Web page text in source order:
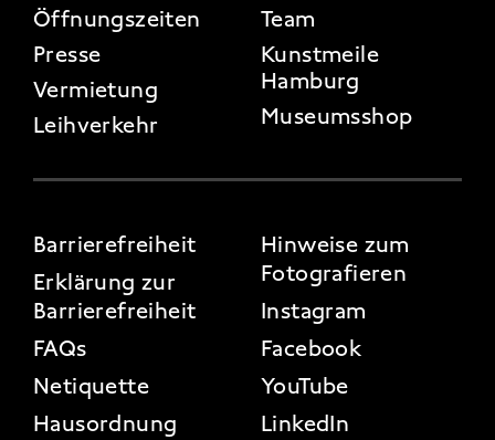
Öffnungszeiten
Presse
Vermietung
Leihverkehr
Team
Kunstmeile
Hamburg
Museumsshop
FOOTER 3
Barrierefreiheit
Erklärung zur
Barrierefreiheit
FAQs
Netiquette
Hausordnung
Hinweise zum
Fotografieren
Instagram
Facebook
YouTube
LinkedIn